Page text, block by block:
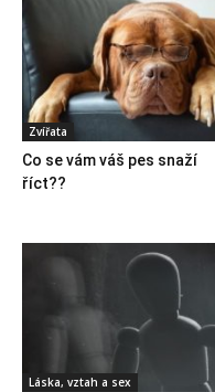
Zvířata
Co se vám váš pes snaží
říct??
Láska, vztah a sex